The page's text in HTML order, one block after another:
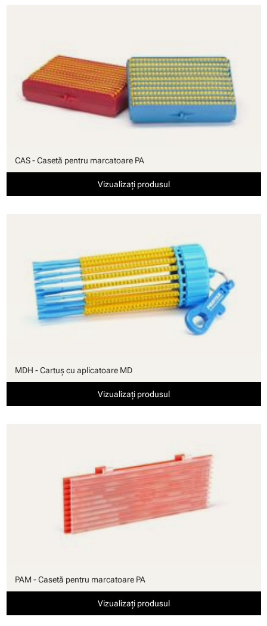
CAS - Casetă pentru marcatoare PA
Vizualizați produsul
MDH - Cartuş cu aplicatoare MD
Vizualizați produsul
PAM - Casetă pentru marcatoare PA
Vizualizați produsul